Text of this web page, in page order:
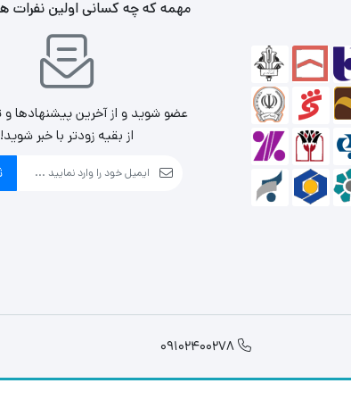
مهمه که چه کسانی اولین نفرات
عضو شوید و از آخرین پیشنهادها
از بقیه زودتر با خبر شوید!
09102400278